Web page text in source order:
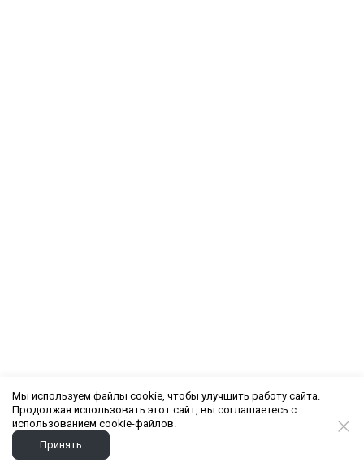
Мы используем файлы cookie, чтобы улучшить работу сайта.
Продолжая использовать этот сайт, вы соглашаетесь с
использованием cookie-файлов.
Принять